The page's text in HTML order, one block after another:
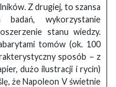
Z drugiej, to szansa
badań, wykorzystanie
stanu wiedzy.
tomów (ok. 100
sposób – z
dużo ilustracji i rycin)
że Napoleon V świetnie